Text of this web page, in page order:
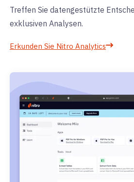
Treffen Sie datengestützte
exklusiven Analysen.
Erkunden Sie Nitro Analytics